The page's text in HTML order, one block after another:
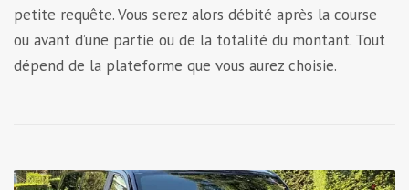
petite requête. Vous serez alors débité après la course
ou avant d’une partie ou de la totalité du montant. Tout
dépend de la plateforme que vous aurez choisie.